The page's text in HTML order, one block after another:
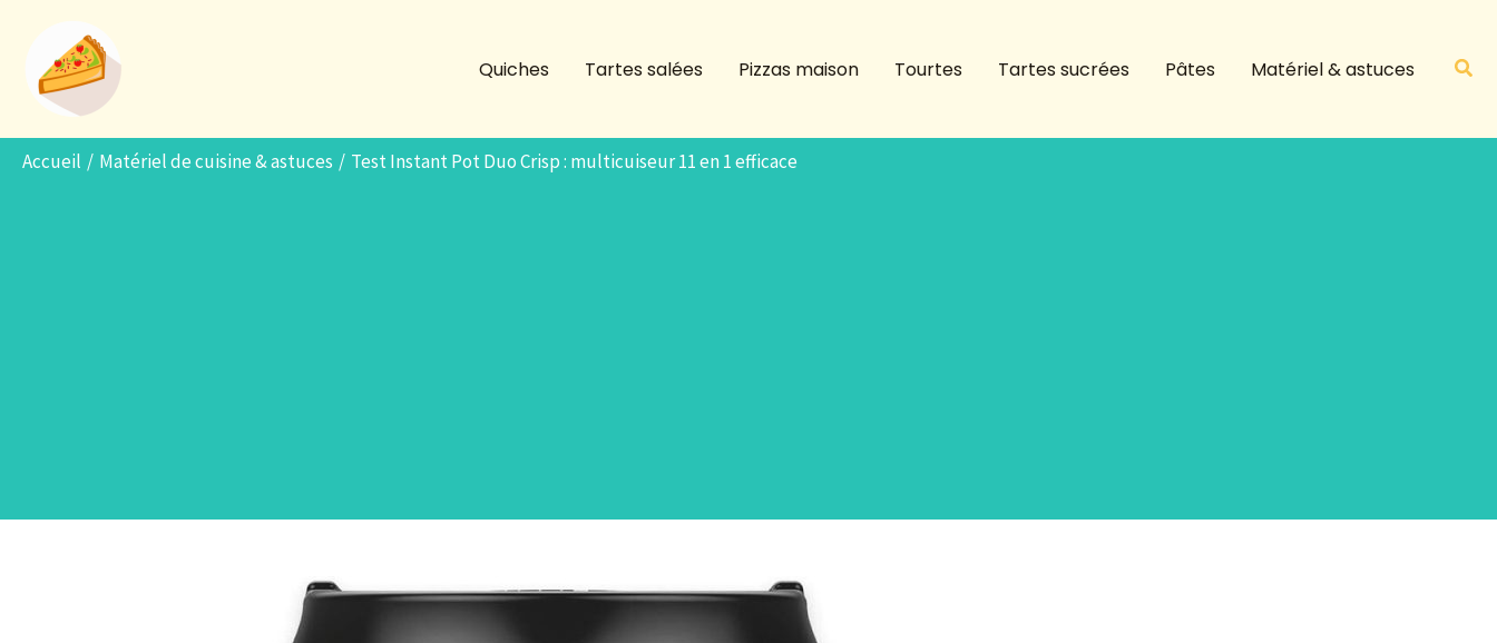
contenu
Quiches Tartes salées Pizzas maison Tourtes Tartes sucrées Pâtes Matériel & astuces
Accueil Matériel de cuisine & astuces Test Instant Pot Duo Crisp : multicuiseur 11 en 1 efficace